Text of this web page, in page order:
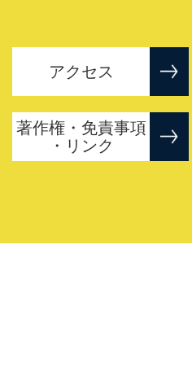
アクセス
著作権・免責事項
・リンク